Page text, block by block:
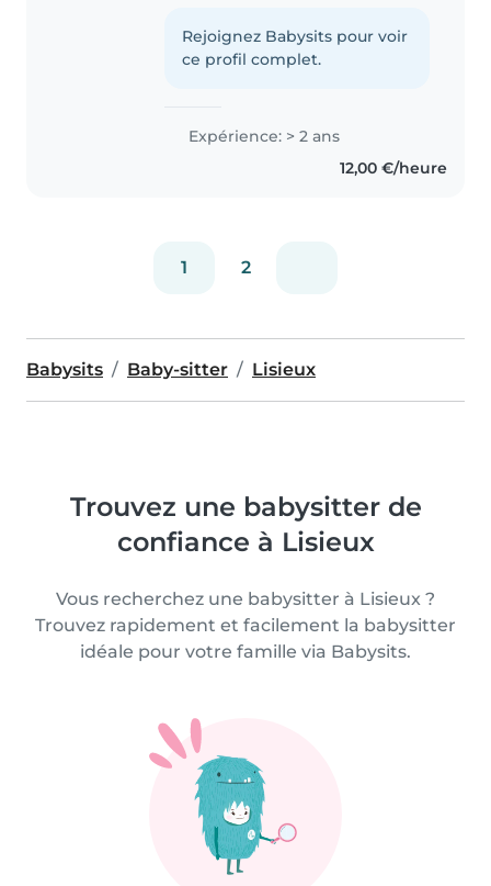
gardé des enfants de tous les
âges, des tout-petits aux
Rejoignez Babysits pour voir
ce profil complet.
Expérience: > 2 ans
12,00 €/heure
1 2
Babysits Baby-sitter Lisieux
Trouvez une babysitter de
confiance à Lisieux
Vous recherchez une babysitter à Lisieux ?
Trouvez rapidement et facilement la babysitter
idéale pour votre famille via Babysits.